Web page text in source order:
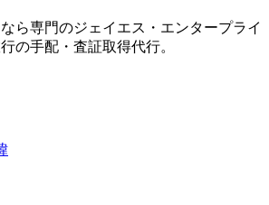
ら専門のジェイエス・エンタープライ
の手配・査証取得代行。